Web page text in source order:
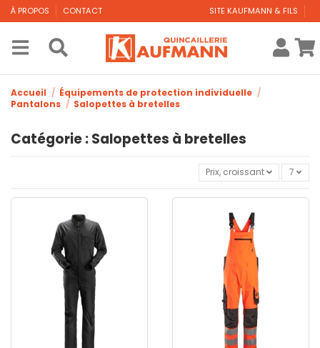
À PROPOS CONTACT SITE KAUFMANN & FILS
Accueil
Équipements de protection individuelle
Pantalons
Salopettes à bretelles
Catégorie : Salopettes à bretelles
Prix, croissant 7